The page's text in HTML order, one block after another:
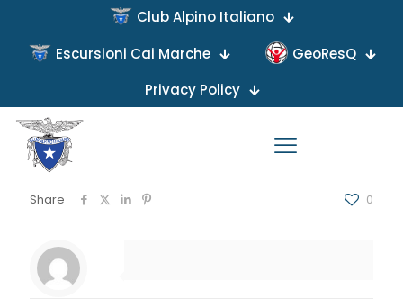
Club Alpino Italiano
Escursioni Cai Marche
GeoResQ
Privacy Policy
A causa di impegni lavorativi degli accompagnatori,
l’uscita prevista per il 22 Luglio p.v. alle Cascate della
Volpara è annullata.
Share 0